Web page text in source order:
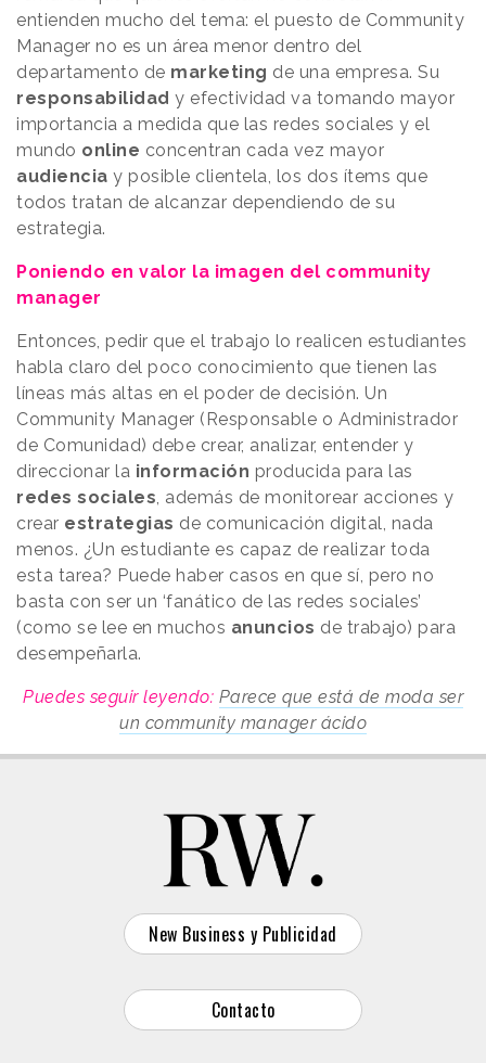
entienden mucho del tema: el puesto de Community
Manager no es un área menor dentro del
departamento de marketing de una empresa. Su
responsabilidad y efectividad va tomando mayor
importancia a medida que las redes sociales y el
mundo online concentran cada vez mayor
audiencia y posible clientela, los dos ítems que
todos tratan de alcanzar dependiendo de su
estrategia.
Poniendo en valor la imagen del community
manager
Entonces, pedir que el trabajo lo realicen estudiantes
habla claro del poco conocimiento que tienen las
líneas más altas en el poder de decisión. Un
Community Manager (Responsable o Administrador
de Comunidad) debe crear, analizar, entender y
direccionar la información producida para las
redes sociales, además de monitorear acciones y
crear estrategias de comunicación digital, nada
menos. ¿Un estudiante es capaz de realizar toda
esta tarea? Puede haber casos en que sí, pero no
basta con ser un ‘fanático de las redes sociales’
(como se lee en muchos anuncios de trabajo) para
desempeñarla.
Puedes seguir leyendo: Parece que está de moda ser
un community manager ácido
New Business y Publicidad
Contacto